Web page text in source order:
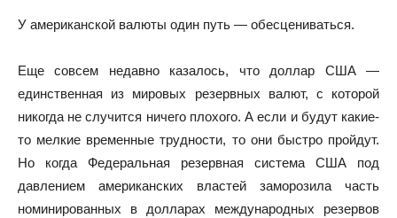
У американской валюты один путь — обесцениваться.
Еще совсем недавно казалось, что доллар США —
единственная из мировых резервных валют, с которой
никогда не случится ничего плохого. А если и будут какие-
то мелкие временные трудности, то они быстро пройдут.
Но когда Федеральная резервная система США под
давлением американских властей заморозила часть
номинированных в долларах международных резервов